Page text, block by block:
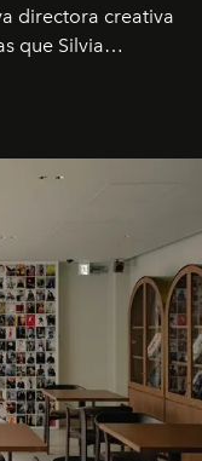
directora creativa
que Silvia